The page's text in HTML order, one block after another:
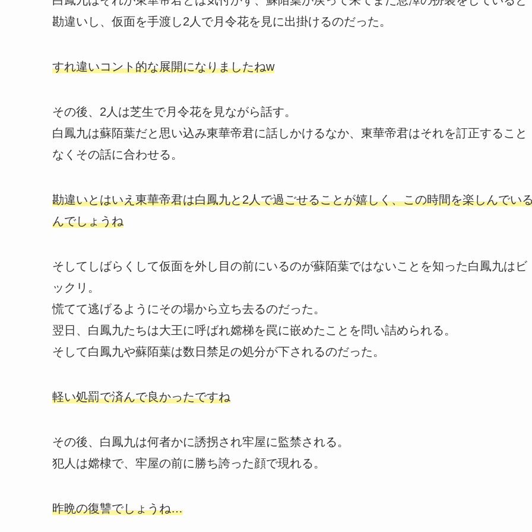
勘違いし、仮面を手渡し2人で月令花を見に出掛けるのだった。
すれ違いコント的な展開になりましたねw
その後、2人は芝生で月令花を見ながら話す。
白鳳九は蘇陌葉だと思い込み東華帝君に話しかけるなか、東華帝君はそれを訂正すること
なくその話に合わせる。
勘違いとはいえ東華帝君は白鳳九と2人で過ごせることが嬉しく、この時間を楽しんでい
んでしょうね
そしてしばらくして仮面を外し目の前にいるのが蘇陌葉ではないことを知った白鳳九はビ
ックリ。
慌てて逃げるようにその場から立ち去るのだった。
翌日、白鳳九たちは大王に呼ばれ嫦梯を罠に嵌めたことを問い詰められる。
そして白鳳九や蘇陌葉は数日禁足の処分が下されるのだった。
軽い処罰で済んで良かったですね
その後、白鳳九は何者かに誘拐され牢屋に監禁される。
犯人は嫦棣で、牢屋の前に勝ち誇った顔で現れる。
昨晩の復讐でしょうね…